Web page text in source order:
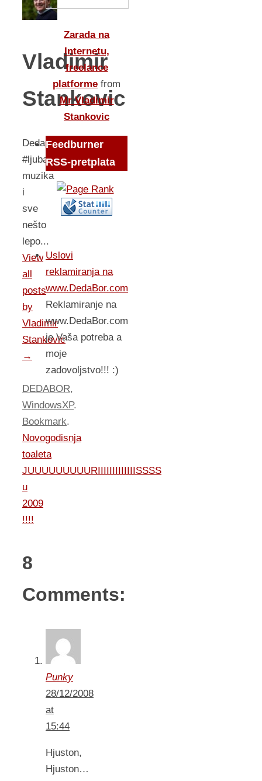
Vladimir
Stankovic
DedaBor
#ljubav,
muzika
i
sve
nešto
lepo...
View
all
posts
by
Vladimir
Stankovic
→
DEDABOR,
WindowsXP.
Bookmark.
Novogodisnja
toaleta
JUUUUUUUUURIIIIIIIIIIIIISSSS
u
2009
!!!!
8
Comments:
Punky
28/12/2008
at
15:44
Hjuston,
Hjuston…
Zarada na
Internetu,
freelance
platforme from
Mr Vladimir
Stankovic
Feedburner
RSS-pretplata
Uslovi
reklamiranja na
www.DedaBor.com
Reklamiranje na
www.DedaBor.com
je Vaša potreba a
moje
zadovoljstvo!!! :)